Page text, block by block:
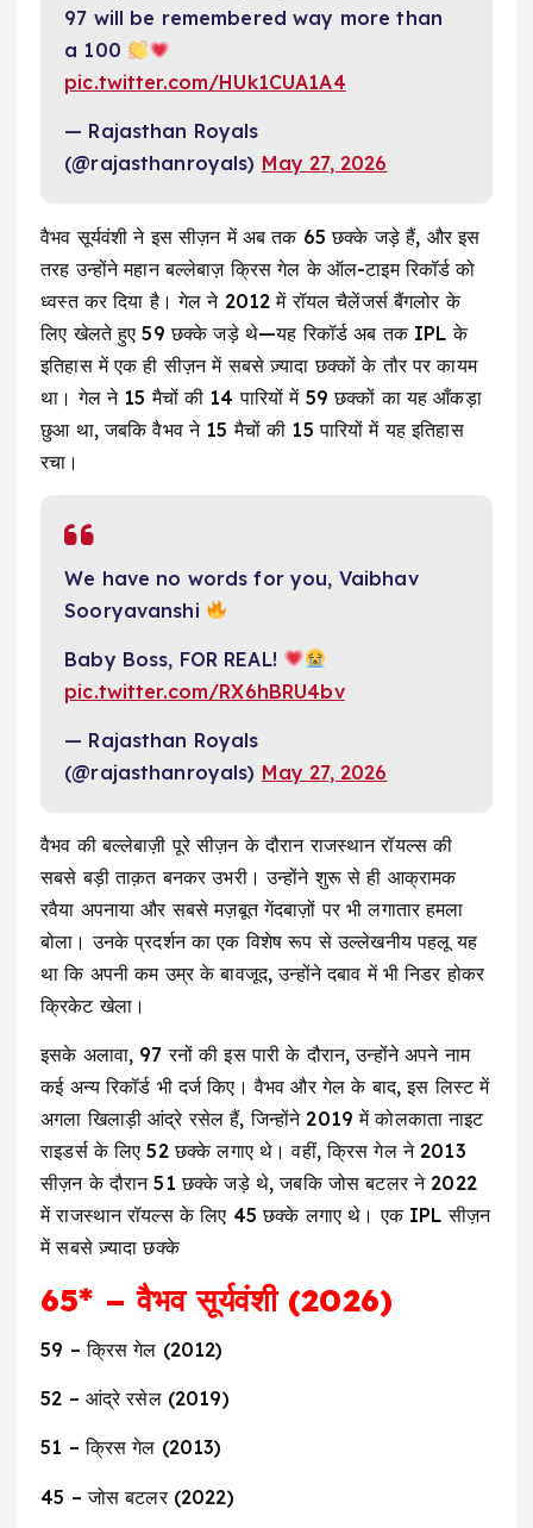
97 will be remembered way more than
a 100
pic.twitter.com/HUk1CUA1A4
— Rajasthan Royals
(@rajasthanroyals) May 27, 2026
वैभव सूर्यवंशी ने इस सीज़न में अब तक 65 छक्के जड़े हैं, और इस
तरह उन्होंने महान बल्लेबाज़ क्रिस गेल के ऑल-टाइम रिकॉर्ड को
ध्वस्त कर दिया है। गेल ने 2012 में रॉयल चैलेंजर्स बैंगलोर के
लिए खेलते हुए 59 छक्के जड़े थे—यह रिकॉर्ड अब तक IPL के
इतिहास में एक ही सीज़न में सबसे ज़्यादा छक्कों के तौर पर कायम
था। गेल ने 15 मैचों की 14 पारियों में 59 छक्कों का यह आँकड़ा
छुआ था, जबकि वैभव ने 15 मैचों की 15 पारियों में यह इतिहास
रचा।
We have no words for you, Vaibhav
Sooryavanshi
Baby Boss, FOR REAL!
pic.twitter.com/RX6hBRU4bv
— Rajasthan Royals
(@rajasthanroyals) May 27, 2026
वैभव की बल्लेबाज़ी पूरे सीज़न के दौरान राजस्थान रॉयल्स की
सबसे बड़ी ताक़त बनकर उभरी। उन्होंने शुरू से ही आक्रामक
रवैया अपनाया और सबसे मज़बूत गेंदबाज़ों पर भी लगातार हमला
बोला। उनके प्रदर्शन का एक विशेष रूप से उल्लेखनीय पहलू यह
था कि अपनी कम उम्र के बावजूद, उन्होंने दबाव में भी निडर होकर
क्रिकेट खेला।
इसके अलावा, 97 रनों की इस पारी के दौरान, उन्होंने अपने नाम
कई अन्य रिकॉर्ड भी दर्ज किए। वैभव और गेल के बाद, इस लिस्ट में
अगला खिलाड़ी आंद्रे रसेल हैं, जिन्होंने 2019 में कोलकाता नाइट
राइडर्स के लिए 52 छक्के लगाए थे। वहीं, क्रिस गेल ने 2013
सीज़न के दौरान 51 छक्के जड़े थे, जबकि जोस बटलर ने 2022
में राजस्थान रॉयल्स के लिए 45 छक्के लगाए थे। एक IPL सीज़न
में सबसे ज़्यादा छक्के
65* – वैभव सूर्यवंशी (2026)
59 – क्रिस गेल (2012)
52 – आंद्रे रसेल (2019)
51 – क्रिस गेल (2013)
45 – जोस बटलर (2022)